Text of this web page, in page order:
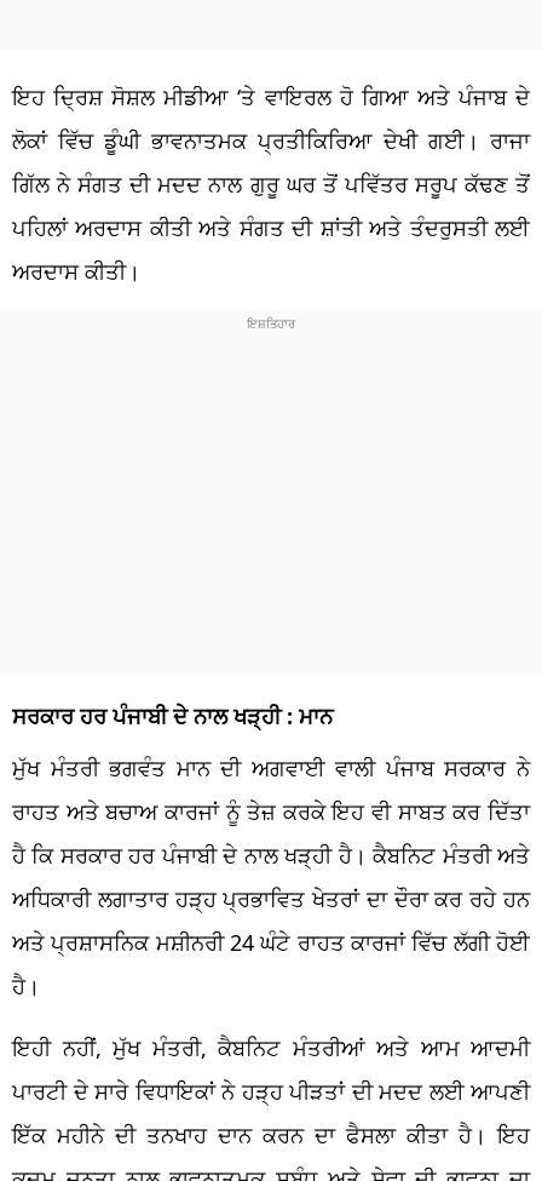
ਇਹ ਦ੍ਰਿਸ਼ ਸੋਸ਼ਲ ਮੀਡੀਆ ‘ਤੇ ਵਾਇਰਲ ਹੋ ਗਿਆ ਅਤੇ ਪੰਜਾਬ ਦੇ
ਲੋਕਾਂ ਵਿੱਚ ਡੂੰਘੀ ਭਾਵਨਾਤਮਕ ਪ੍ਰਤੀਕਿਰਿਆ ਦੇਖੀ ਗਈ। ਰਾਜਾ
ਗਿੱਲ ਨੇ ਸੰਗਤ ਦੀ ਮਦਦ ਨਾਲ ਗੁਰੂ ਘਰ ਤੋਂ ਪਵਿੱਤਰ ਸਰੂਪ ਕੱਢਣ ਤੋਂ
ਪਹਿਲਾਂ ਅਰਦਾਸ ਕੀਤੀ ਅਤੇ ਸੰਗਤ ਦੀ ਸ਼ਾਂਤੀ ਅਤੇ ਤੰਦਰੁਸਤੀ ਲਈ
ਅਰਦਾਸ ਕੀਤੀ।
ਸਰਕਾਰ ਹਰ ਪੰਜਾਬੀ ਦੇ ਨਾਲ ਖੜ੍ਹੀ : ਮਾਨ
ਮੁੱਖ ਮੰਤਰੀ ਭਗਵੰਤ ਮਾਨ ਦੀ ਅਗਵਾਈ ਵਾਲੀ ਪੰਜਾਬ ਸਰਕਾਰ ਨੇ
ਰਾਹਤ ਅਤੇ ਬਚਾਅ ਕਾਰਜਾਂ ਨੂੰ ਤੇਜ਼ ਕਰਕੇ ਇਹ ਵੀ ਸਾਬਤ ਕਰ ਦਿੱਤਾ
ਹੈ ਕਿ ਸਰਕਾਰ ਹਰ ਪੰਜਾਬੀ ਦੇ ਨਾਲ ਖੜ੍ਹੀ ਹੈ। ਕੈਬਨਿਟ ਮੰਤਰੀ ਅਤੇ
ਅਧਿਕਾਰੀ ਲਗਾਤਾਰ ਹੜ੍ਹ ਪ੍ਰਭਾਵਿਤ ਖੇਤਰਾਂ ਦਾ ਦੌਰਾ ਕਰ ਰਹੇ ਹਨ
ਅਤੇ ਪ੍ਰਸ਼ਾਸਨਿਕ ਮਸ਼ੀਨਰੀ 24 ਘੰਟੇ ਰਾਹਤ ਕਾਰਜਾਂ ਵਿੱਚ ਲੱਗੀ ਹੋਈ
ਹੈ।
ਇਹੀ ਨਹੀਂ, ਮੁੱਖ ਮੰਤਰੀ, ਕੈਬਨਿਟ ਮੰਤਰੀਆਂ ਅਤੇ ਆਮ ਆਦਮੀ
ਪਾਰਟੀ ਦੇ ਸਾਰੇ ਵਿਧਾਇਕਾਂ ਨੇ ਹੜ੍ਹ ਪੀੜਤਾਂ ਦੀ ਮਦਦ ਲਈ ਆਪਣੀ
ਇੱਕ ਮਹੀਨੇ ਦੀ ਤਨਖਾਹ ਦਾਨ ਕਰਨ ਦਾ ਫੈਸਲਾ ਕੀਤਾ ਹੈ। ਇਹ